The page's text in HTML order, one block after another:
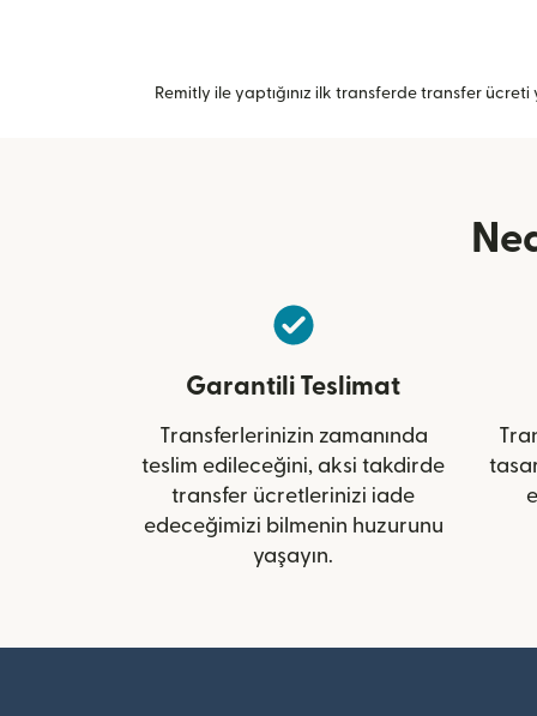
Remitly ile yaptığınız ilk transferde transfer ücreti
Garantili Teslimat
Transferlerinizin zamanında
teslim edileceğini, aksi takdirde
transfer ücretlerinizi iade
edeceğimizi bilmenin huzurunu
yaşayın.